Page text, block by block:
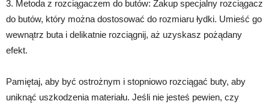
3. Metoda z rozciągaczem do butów: Zakup specjalny rozciągacz
do butów, który można dostosować do rozmiaru łydki. Umieść go
wewnątrz buta i delikatnie rozciągnij, aż uzyskasz pożądany
efekt.
Pamiętaj, aby być ostrożnym i stopniowo rozciągać buty, aby
uniknąć uszkodzenia materiału. Jeśli nie jesteś pewien, czy